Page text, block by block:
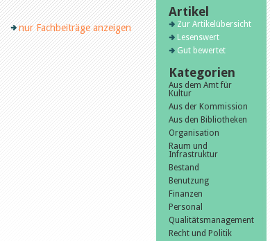
nur Fachbeiträge anzeigen
Artikel
Zur Artikelübersicht
Lesenswert
Gut bewertet
Kategorien
Aus dem Amt für
Kultur
Aus der Kommission
Aus den Bibliotheken
Organisation
Raum und
Infrastruktur
Bestand
Benutzung
Finanzen
Personal
Qualitätsmanagement
Recht und Politik